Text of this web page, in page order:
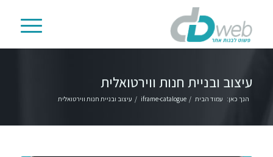
עיצוב ובניית חנות ווירטואלית
הנך כאן: עמוד הבית /
iframe-catalogue
/ עיצוב ובניית חנות ווירטואלית